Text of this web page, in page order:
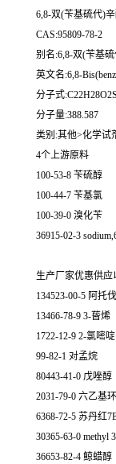
6,8-双(苄基硫代)
CAS:95809-78-2
别名:6,8-双(苄基
英文名:6,8-
分子式
分子量:388.587
类别:其他>化学试
4个上游原料
100-53-8 苄硫醇
100-44-7 苄基氯
100-39-0 溴化苄
36915-02-3
生产厂家优惠供
134523-00-5 阿托伐
13466-78-9 3-蒈烯
1722-12-9 2-氯嘧啶
99-82-1 对孟烷
80443-41-0 戊唑醇
2031-79-0 六乙基
6368-72-5 苏丹红
30365-63-0 methyl
36653-82-4 鲸蜡醇